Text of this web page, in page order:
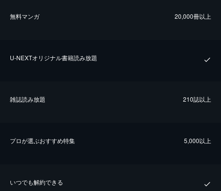
無料マンガ 20,000冊以上
U-NEXTオリジナル書籍読み放題
雑誌読み放題 210誌以上
プロが選ぶおすすめ特集 5,000以上
いつでも解約できる